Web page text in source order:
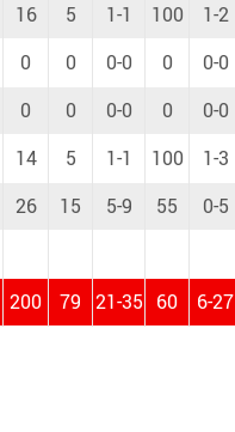
16 5 1-1 100 1-2
0 0 0-0 0 0-0
0 0 0-0 0 0-0
14 5 1-1 100 1-3
26 15 5-9 55 0-5
200 79 21-35 60 6-27